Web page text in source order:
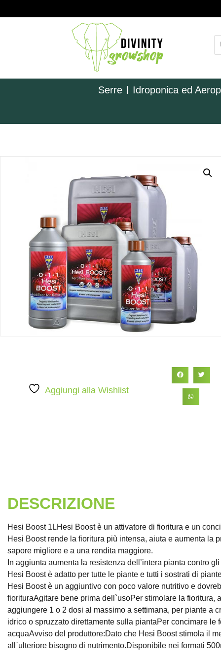
Serre Idroponica ed
Aggiungi alla Wishlist
DESCRIZIONE
Hesi Boost 1LHesi Boost è un attivatore di fioritura e un
Hesi Boost rende la fioritura più intensa, aiuta e aumenta la
sapore migliore e a una rendita maggiore.
In aggiunta aumenta la resistenza dell’intera pianta contro
Hesi Boost è adatto per tutte le piante e tutti i sostrati di
Hesi Boost è un aggiuntivo con poco valore nutritivo e
fiorituraAgitare bene prima dell`usoPer stimolare la
aggiungere 1 o 2 dosi al massimo a settimana, per piante a
idrico o spruzzato direttamente sulla piantaPer concimare
acquaAvviso del produttore:Dato che Hesi Boost stimola il
all`ulteriore bisogno di nutrimento.Disponibile nei formati